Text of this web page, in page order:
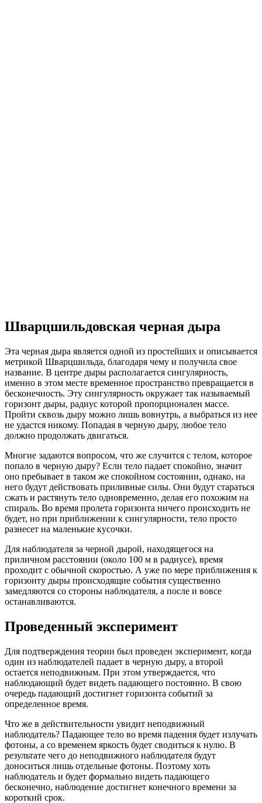
Шварцшильдовская черная дыра
Эта черная дыра является одной из простейших и описывается
метрикой Шварцшильда, благодаря чему и получила свое
название. В центре дыры располагается сингулярность,
именно в этом месте временное пространство превращается в
бесконечность. Эту сингулярность окружает так называемый
горизонт дыры, радиус которой пропорционален массе.
Пройти сквозь дыру можно лишь вовнутрь, а выбраться из нее
не удастся никому. Попадая в черную дыру, любое тело
должно продолжать двигаться.
Многие задаются вопросом, что же случится с телом, которое
попало в черную дыру? Если тело падает спокойно, значит
оно пребывает в таком же спокойном состоянии, однако, на
него будут действовать приливные силы. Они будут стараться
сжать и растянуть тело одновременно, делая его похожим на
спираль. Во время пролета горизонта ничего происходить не
будет, но при приближении к сингулярности, тело просто
разнесет на маленькие кусочки.
Для наблюдателя за черной дырой, находящегося на
приличном расстоянии (около 100 м в радиусе), время
проходит с обычной скоростью. А уже по мере приближения к
горизонту дыры происходящие события существенно
замедляются со стороны наблюдателя, а после и вовсе
останавливаются.
Проведенный эксперимент
Для подтверждения теории был проведен эксперимент, когда
один из наблюдателей падает в черную дыру, а второй
остается неподвижным. При этом утверждается, что
наблюдающий будет видеть падающего постоянно. В свою
очередь падающий достигнет горизонта событий за
определенное время.
Что же в действительности увидит неподвижный
наблюдатель? Падающее тело во время падения будет излучать
фотоны, а со временем яркость будет сводиться к нулю. В
результате чего до неподвижного наблюдателя будут
доноситься лишь отдельные фотоны. Поэтому хоть
наблюдатель и будет формально видеть падающего
бесконечно, наблюдение достигнет конечного времени за
короткий срок.